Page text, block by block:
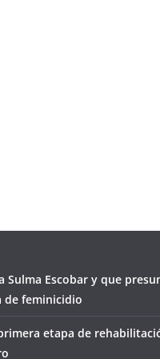
Sulma Escobar y que
de feminicidio
etapa de